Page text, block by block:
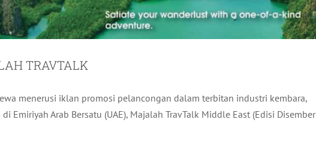
TRAVTALK
menerusi iklan promosi pelancongan dalam terbitan industri kembara,
Emiriyah Arab Bersatu (UAE), Majalah TravTalk Middle East (Edisi Disember